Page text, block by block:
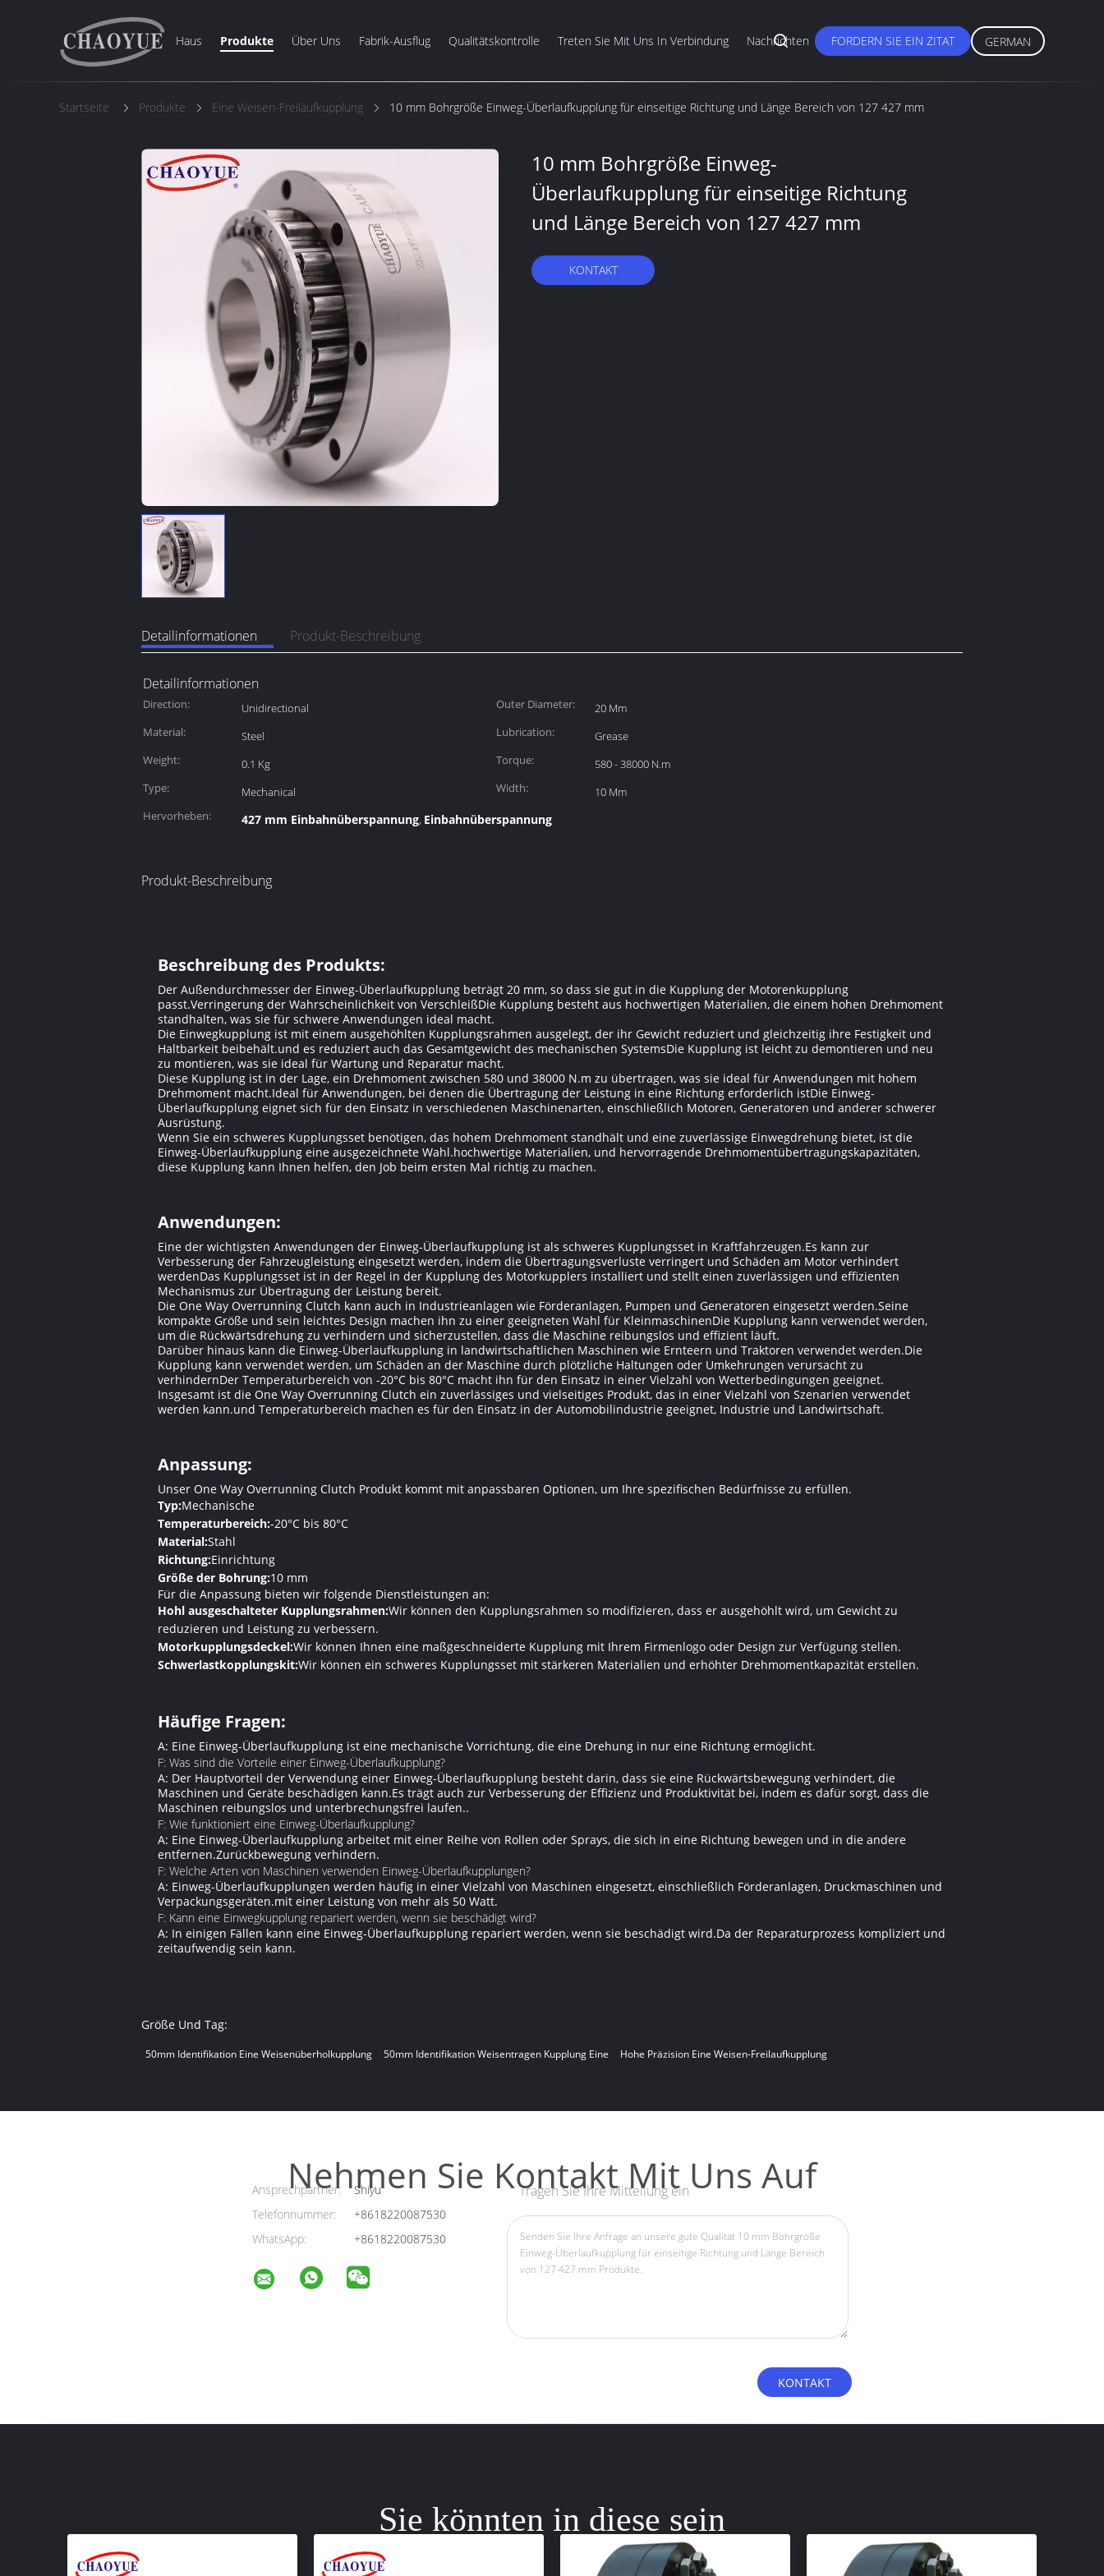
Haus Produkte Über Uns Fabrik-Ausflug Qualitätskontrolle Treten Sie Mit Uns In Verbindung Nachrichten FORDERN SIE EIN ZITAT GERMAN
Startseite Produkte Eine Weisen-Freilaufkupplung 10 mm Bohrgröße Einweg-Überlaufkupplung für einseitige Richtung und Länge Bereich von 127 427 mm
10 mm Bohrgröße Einweg-
Überlaufkupplung für einseitige Richtung
und Länge Bereich von 127 427 mm
KONTAKT
Detailinformationen Produkt-Beschreibung
Detailinformationen
Direction: Unidirectional Outer Diameter:
20 Mm
Material:
Steel Lubrication:
Grease
Weight:
0.1 Kg Torque:
580 - 38000 N.m
Type:
Mechanical Width:
10 Mm
Hervorheben:
427 mm Einbahnüberspannung, Einbahnüberspannung
Produkt-Beschreibung
Beschreibung des Produkts:
Der Außendurchmesser der Einweg-Überlaufkupplung beträgt 20 mm, so dass sie gut in die Kupplung der Motorenkupplung
passt.Verringerung der Wahrscheinlichkeit von VerschleißDie Kupplung besteht aus hochwertigen Materialien, die einem hohen Drehmoment
standhalten, was sie für schwere Anwendungen ideal macht.
Die Einwegkupplung ist mit einem ausgehöhlten Kupplungsrahmen ausgelegt, der ihr Gewicht reduziert und gleichzeitig ihre Festigkeit und
Haltbarkeit beibehält.und es reduziert auch das Gesamtgewicht des mechanischen SystemsDie Kupplung ist leicht zu demontieren und neu
zu montieren, was sie ideal für Wartung und Reparatur macht.
Diese Kupplung ist in der Lage, ein Drehmoment zwischen 580 und 38000 N.m zu übertragen, was sie ideal für Anwendungen mit hohem
Drehmoment macht.Ideal für Anwendungen, bei denen die Übertragung der Leistung in eine Richtung erforderlich istDie Einweg-
Überlaufkupplung eignet sich für den Einsatz in verschiedenen Maschinenarten, einschließlich Motoren, Generatoren und anderer schwerer
Ausrüstung.
Wenn Sie ein schweres Kupplungsset benötigen, das hohem Drehmoment standhält und eine zuverlässige Einwegdrehung bietet, ist die
Einweg-Überlaufkupplung eine ausgezeichnete Wahl.hochwertige Materialien, und hervorragende Drehmomentübertragungskapazitäten,
diese Kupplung kann Ihnen helfen, den Job beim ersten Mal richtig zu machen.
Anwendungen:
Eine der wichtigsten Anwendungen der Einweg-Überlaufkupplung ist als schweres Kupplungsset in Kraftfahrzeugen.Es kann zur
Verbesserung der Fahrzeugleistung eingesetzt werden, indem die Übertragungsverluste verringert und Schäden am Motor verhindert
werdenDas Kupplungsset ist in der Regel in der Kupplung des Motorkupplers installiert und stellt einen zuverlässigen und effizienten
Mechanismus zur Übertragung der Leistung bereit.
Die One Way Overrunning Clutch kann auch in Industrieanlagen wie Förderanlagen, Pumpen und Generatoren eingesetzt werden.Seine
kompakte Größe und sein leichtes Design machen ihn zu einer geeigneten Wahl für KleinmaschinenDie Kupplung kann verwendet werden,
um die Rückwärtsdrehung zu verhindern und sicherzustellen, dass die Maschine reibungslos und effizient läuft.
Darüber hinaus kann die Einweg-Überlaufkupplung in landwirtschaftlichen Maschinen wie Ernteern und Traktoren verwendet werden.Die
Kupplung kann verwendet werden, um Schäden an der Maschine durch plötzliche Haltungen oder Umkehrungen verursacht zu
verhindernDer Temperaturbereich von -20°C bis 80°C macht ihn für den Einsatz in einer Vielzahl von Wetterbedingungen geeignet.
Insgesamt ist die One Way Overrunning Clutch ein zuverlässiges und vielseitiges Produkt, das in einer Vielzahl von Szenarien verwendet
werden kann.und Temperaturbereich machen es für den Einsatz in der Automobilindustrie geeignet, Industrie und Landwirtschaft.
Anpassung:
Unser One Way Overrunning Clutch Produkt kommt mit anpassbaren Optionen, um Ihre spezifischen Bedürfnisse zu erfüllen.
Typ:Mechanische
Temperaturbereich:-20°C bis 80°C
Material:Stahl
Richtung:Einrichtung
Größe der Bohrung:10 mm
Für die Anpassung bieten wir folgende Dienstleistungen an:
Hohl ausgeschalteter Kupplungsrahmen:Wir können den Kupplungsrahmen so modifizieren, dass er ausgehöhlt wird, um Gewicht zu
reduzieren und Leistung zu verbessern.
Motorkupplungsdeckel:Wir können Ihnen eine maßgeschneiderte Kupplung mit Ihrem Firmenlogo oder Design zur Verfügung stellen.
Schwerlastkopplungskit:Wir können ein schweres Kupplungsset mit stärkeren Materialien und erhöhter Drehmomentkapazität erstellen.
Häufige Fragen:
A: Eine Einweg-Überlaufkupplung ist eine mechanische Vorrichtung, die eine Drehung in nur eine Richtung ermöglicht.
F: Was sind die Vorteile einer Einweg-Überlaufkupplung?
A: Der Hauptvorteil der Verwendung einer Einweg-Überlaufkupplung besteht darin, dass sie eine Rückwärtsbewegung verhindert, die
Maschinen und Geräte beschädigen kann.Es trägt auch zur Verbesserung der Effizienz und Produktivität bei, indem es dafür sorgt, dass die
Maschinen reibungslos und unterbrechungsfrei laufen..
F: Wie funktioniert eine Einweg-Überlaufkupplung?
A: Eine Einweg-Überlaufkupplung arbeitet mit einer Reihe von Rollen oder Sprays, die sich in eine Richtung bewegen und in die andere
entfernen.Zurückbewegung verhindern.
F: Welche Arten von Maschinen verwenden Einweg-Überlaufkupplungen?
A: Einweg-Überlaufkupplungen werden häufig in einer Vielzahl von Maschinen eingesetzt, einschließlich Förderanlagen, Druckmaschinen und
Verpackungsgeräten.mit einer Leistung von mehr als 50 Watt.
F: Kann eine Einwegkupplung repariert werden, wenn sie beschädigt wird?
A: In einigen Fällen kann eine Einweg-Überlaufkupplung repariert werden, wenn sie beschädigt wird.Da der Reparaturprozess kompliziert und
zeitaufwendig sein kann.
Größe Und Tag:
50mm Identifikation Eine Weisenüberholkupplung 50mm Identifikation Weisentragen Kupplung Eine Hohe Präzision Eine Weisen-Freilaufkupplung
Nehmen Sie Kontakt Mit Uns Auf
Ansprechpartner:
Shiyu
Telefonnummer:
+8618220087530
WhatsApp:
+8618220087530
Tragen Sie Ihre Mitteilung ein
Sie könnten in diese sein